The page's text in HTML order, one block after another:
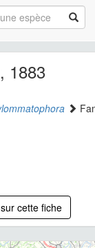
1883
cette fiche